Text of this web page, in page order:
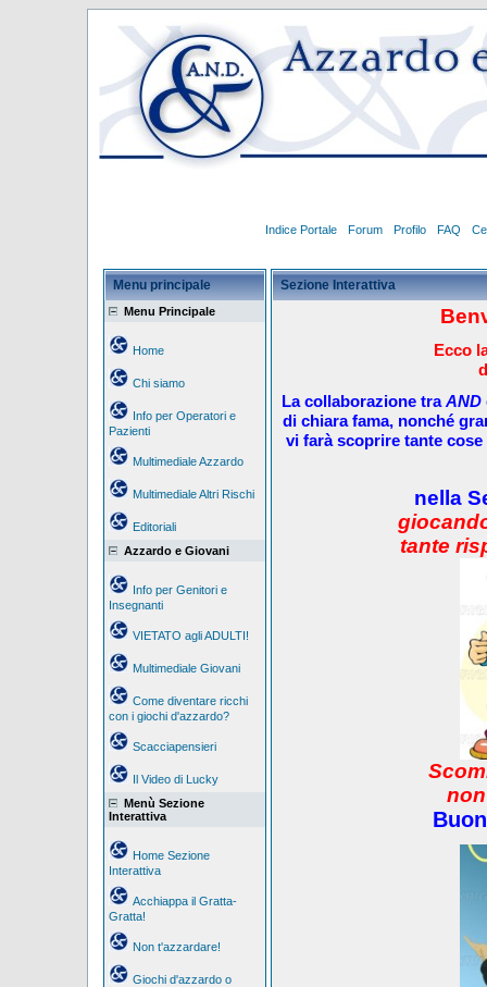
Indice Portale Forum Profilo FAQ
Menu principale
Menu Principale
Home
Chi siamo
Info per Operatori e
Pazienti
Multimediale Azzardo
Multimediale Altri Rischi
Editoriali
Azzardo e Giovani
Info per Genitori e
Insegnanti
VIETATO agli ADULTI!
Multimediale Giovani
Come diventare ricchi
con i giochi d'azzardo?
Scacciapensieri
Il Video di Lucky
Menù Sezione
Interattiva
Home Sezione
Interattiva
Acchiappa il Gratta-
Gratta!
Non t'azzardare!
Giochi d'azzardo o
Sezione Interattiva
Ecco
La collaborazione traAND
di chiara fama, nonché
vi farà scoprire tante
nella
tante